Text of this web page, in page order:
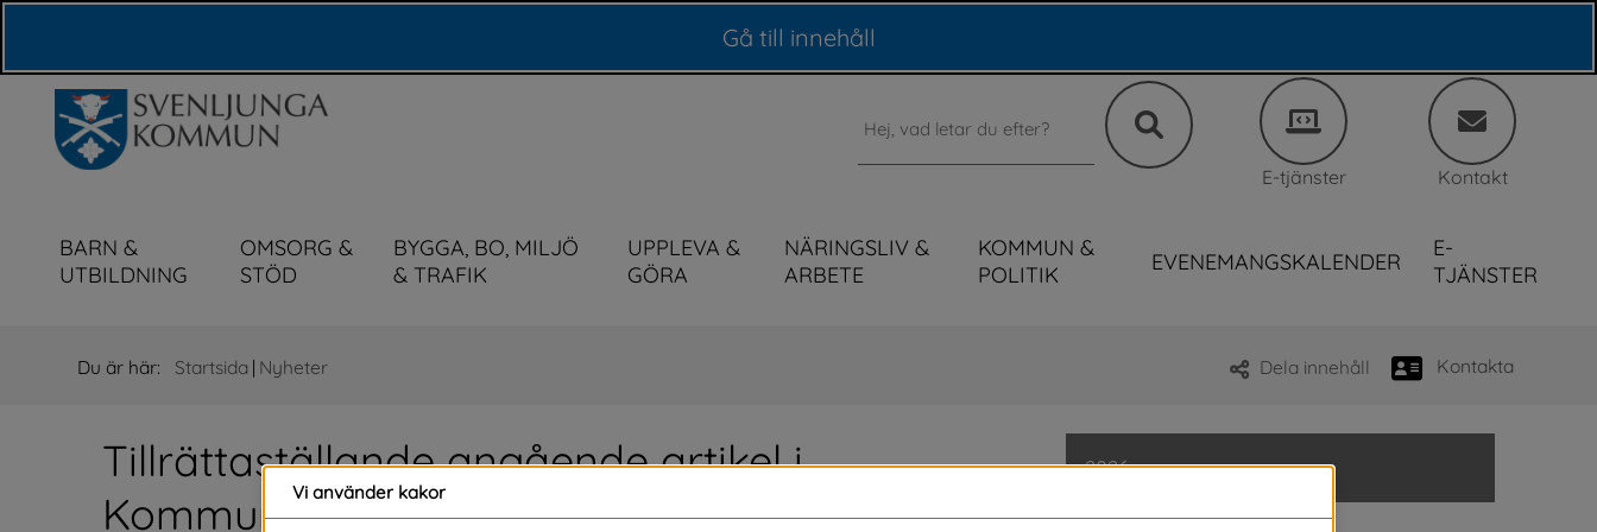
Gå till innehåll
Sök
E-tjänster Kontakt
BARN &
UTBILDNING
OMSORG &
STÖD
BYGGA, BO, MILJÖ
& TRAFIK
UPPLEVA &
GÖRA
NÄRINGSLIV &
ARBETE
KOMMUN &
POLITIK
EVENEMANGSKALENDER
E-
TJÄNSTER
Du är här: Startsida | Nyheter Dela innehåll Kontakta
Tillrättaställande angående artikel i
Kommunalarbetaren
2026
Vi använder kakor